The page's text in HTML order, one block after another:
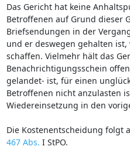
Das Gericht hat keine
Betroffenen auf Grund dieser
Briefsendungen in der
und er deswegen gehalten
schaffen. Vielmehr hält das
Benachrichtigungsschein
gelandet- ist, für einen
Betroffenen nicht anzulasten
Wiedereinsetzung in den
Die Kostenentscheidung folgt
467 Abs. I StPO.